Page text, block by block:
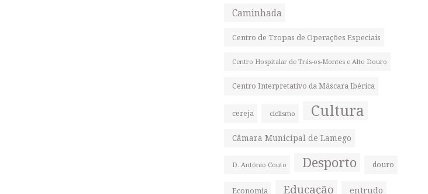
Caminhada
Centro de Tropas de Operações Especiais
Centro Hospitalar de Trás-os-Montes e Alto Douro
Centro Interpretativo da Máscara Ibérica
cereja ciclismo Cultura
Câmara Municipal de Lamego
D. António Couto Desporto douro
Economia Educação entrudo